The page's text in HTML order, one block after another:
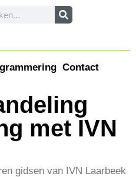
Contact
met IVN
gidsen van IVN Laarbeek